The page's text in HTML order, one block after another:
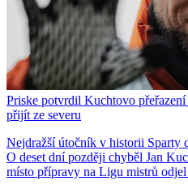
Priske potvrdil Kuchtovo
přijít ze severu
Nejdražší útočník v historii Sparty
O deset dní později chyběl Jan
místo přípravy na Ligu mistrů